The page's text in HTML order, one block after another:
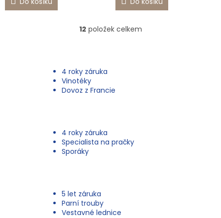
O
c
y
12 položek celkem
4 roky záruka
Vinotéky
Dovoz z Francie
4 roky záruka
Specialista na pračky
Sporáky
5 let záruka
Parní trouby
Vestavné lednice